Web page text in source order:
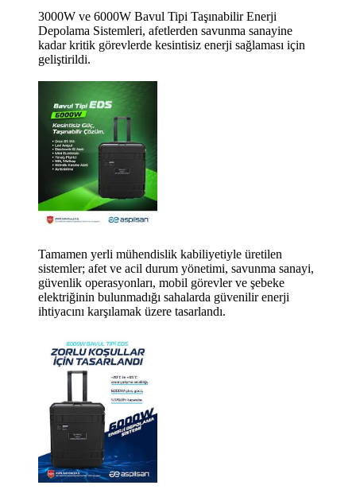
3000W ve 6000W Bavul Tipi Taşınabilir Enerji
Depolama Sistemleri, afetlerden savunma sanayine
kadar kritik görevlerde kesintisiz enerji sağlaması için
geliştirildi.
Tamamen yerli mühendislik kabiliyetiyle üretilen
sistemler; afet ve acil durum yönetimi, savunma sanayi,
güvenlik operasyonları, mobil görevler ve şebeke
elektriğinin bulunmadığı sahalarda güvenilir enerji
ihtiyacını karşılamak üzere tasarlandı.